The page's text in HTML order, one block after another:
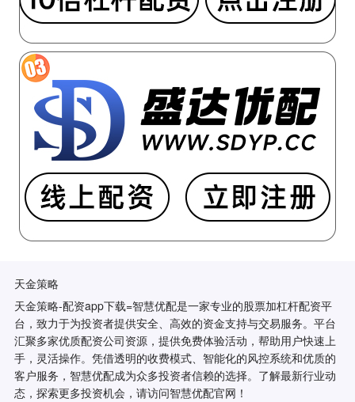
天金策略
天金策略-配资app下载=智慧优配是一家专业的股票加杠杆配资平
台，致力于为投资者提供安全、高效的资金支持与交易服务。平台
汇聚多家优质配资公司资源，提供免费体验活动，帮助用户快速上
手，灵活操作。凭借透明的收费模式、智能化的风控系统和优质的
客户服务，智慧优配成为众多投资者信赖的选择。了解最新行业动
态，探索更多投资机会，请访问智慧优配官网！